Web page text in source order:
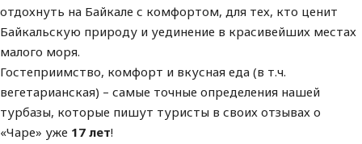
отдохнуть на Байкале с комфортом, для тех, кто ценит
Байкальскую природу и уединение в красивейших местах
малого моря.
Гостеприимство, комфорт и вкусная еда (в т.ч.
вегетарианская) – самые точные определения нашей
турбазы, которые пишут туристы в своих отзывах о
«Чаре» уже 17 лет!